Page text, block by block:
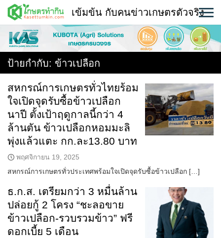
Skip
content
พืช
หน้าแรก
แวดวงเกษตร
ใคร ทำอะไร ที่ไหน
สถานีข่าววันนี้
เข้มข้น กับคนข่าวเกษตรตัวจริง
ป้ายกำกับ: ข้าวเปลือก
สหกรณ์การเกษตรทั่วไทยร้อม
ใจเปิดจุดรับซื้อข้าวเปลือก
นาปี ตั้งเป้าฤดูกาลนี้กว่า 4
ล้านตัน ข้าวเปลือกหอมมะลิ
พุ่งแล้วแตะ กก.ละ13.80 บาท
พฤศจิกายน 19, 2025
สหกรณ์การเกษตรทั่วประเทศพร้อมใจเปิดจุดรับซื้อข้าวเปลือก […]
ธ.ก.ส. เตรียมกว่า 3 หมื่นล้าน
ปล่อยกู้ 2 โครง “ชะลอขาย
ข้าวเปลือก-รวบรวมข้าว” ฟรี
ดอกเบี้ย 5 เดือน